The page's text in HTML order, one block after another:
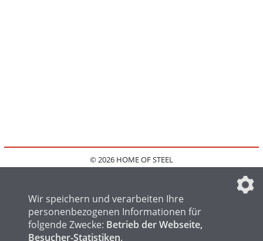
© 2026 HOME OF STEEL
IMPRESSUM
FAQ
DATENSCHUTZEINSTELLUNGEN
Wir speichern und verarbeiten Ihre
personenbezogenen Informationen für
folgende Zwecke: Betrieb der Webseite,
Besucher-Statistiken.